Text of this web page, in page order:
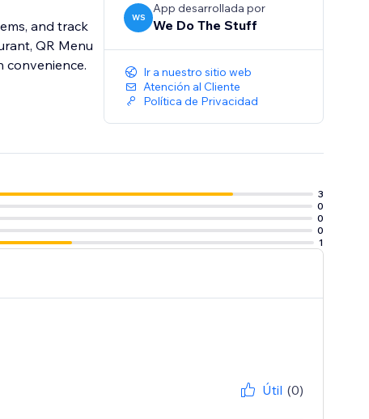
and track
QR Menu
convenience.
WS
App desarrollada por
We Do The Stuff
Ir a nuestro sitio web
Atención al Cliente
Política de Privacidad
3
0
0
0
1
Útil (0)